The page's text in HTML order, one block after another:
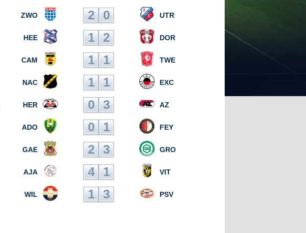
ZWO 2 0 UTR
HEE 1 2 DOR
CAM 1 1 TWE
NAC 1 1 EXC
HER 0 3 AZ
ADO 0 1 FEY
GAE 2 3 GRO
AJA 4 1 VIT
WIL 1 3 PSV